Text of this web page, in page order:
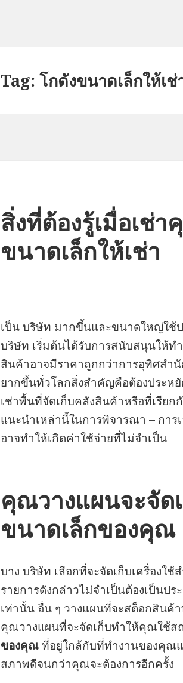
Tag:โกดังขนาดเล็กให้เช่
สิ่งที่ต้องรู้เมื่อเช่
ขนาดเล็กให้เช่า
เป็น บริษัท มากขึ้นและขนาดใหญ่ใช้
บริษัท เริ่มต้นได้รับการสนับสนุนให้ท
สินค้าอาจมีราคาถูกกว่าการอุทิศสำนั
ยากขึ้นทั่วโลกสิ่งสำคัญคือต้องประหยั
เช่าพื้นที่จัดเก็บคลังสินค้าหรือที่เรียก
แนะนำเหล่านี้ในการพิจารณา – กา
อาจทำให้เกิดค่าใช้จ่ายที่ไม่จำเป็น
คุณวางแผนจะจัด
ขนาดเล็กของคุณ
บาง บริษัท เลือกที่จะจัดเก็บเครื่องใ
รายการดังกล่าวไม่จำเป็นต้องเป็นป
เท่านั้น อื่น ๆ วางแผนที่จะสต็อกสินค้
คุณวางแผนที่จะจัดเก็บทำให้คุณใช้ส
ของคุณที่อยู่ใกล้กับที่ทำงานของคุณ
สภาพดีจนกว่าคุณจะต้องการอีกครั้ง